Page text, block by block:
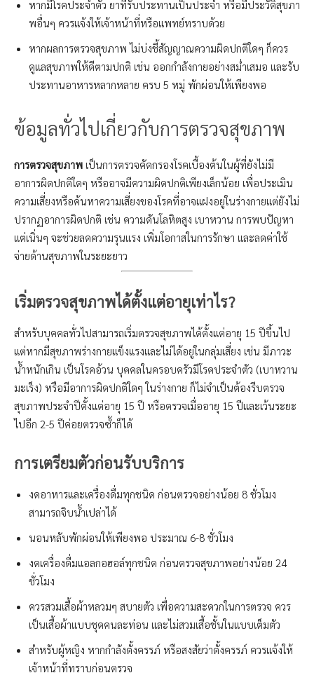
หากมีโรคประจำตัว ยาที่รับประทานเป็นประจำ หรือมีประวัติสุขภา
พอื่นๆ ควรแจ้งให้เจ้าหน้าที่หรือแพทย์ทราบด้วย
หากผลการตรวจสุขภาพ ไม่บ่งชี้สัญญาณความผิดปกติใดๆ ก็ควร
ดูแลสุขภาพให้ดีตามปกติ เช่น ออกกำลังกายอย่างสม่ำเสมอ และรับ
ประทานอาหารหลากหลาย ครบ 5 หมู่ พักผ่อนให้เพียงพอ
ข้อมูลทั่วไปเกี่ยวกับการตรวจสุขภาพ
การตรวจสุขภาพ เป็นการตรวจคัดกรองโรคเบื้องต้นในผู้ที่ยังไม่มี
อาการผิดปกติใดๆ หรืออาจมีความผิดปกติเพียงเล็กน้อย เพื่อประเมิน
ความเสี่ยงหรือค้นหาความเสี่ยงของโรคที่อาจแฝงอยู่ในร่างกายแต่ยังไม่
ปรากฏอาการผิดปกติ เช่น ความดันโลหิตสูง เบาหวาน การพบปัญหา
แต่เนิ่นๆ จะช่วยลดความรุนแรง เพิ่มโอกาสในการรักษา และลดค่าใช้
จ่ายด้านสุขภาพในระยะยาว
เริ่มตรวจสุขภาพได้ตั้งแต่อายุเท่าไร?
สำหรับบุคคลทั่วไปสามารถเริ่มตรวจสุขภาพได้ตั้งแต่อายุ 15 ปีขึ้นไป
แต่หากมีสุขภาพร่างกายแข็งแรงและไม่ได้อยู่ในกลุ่มเสี่ยง เช่น มีภาวะ
น้ำหนักเกิน เป็นโรคอ้วน บุคคลในครอบครัวมีโรคประจำตัว (เบาหวาน
มะเร็ง) หรือมีอาการผิดปกติใดๆ ในร่างกาย ก็ไม่จำเป็นต้องรีบตรวจ
สุขภาพประจำปีตั้งแต่อายุ 15 ปี หรือตรวจเมื่ออายุ 15 ปีและเว้นระยะ
ไปอีก 2-5 ปีค่อยตรวจซ้ำก็ได้
การเตรียมตัวก่อนรับบริการ
งดอาหารและเครื่องดื่มทุกชนิด ก่อนตรวจอย่างน้อย 8 ชั่วโมง
สามารถจิบน้ำเปล่าได้
นอนหลับพักผ่อนให้เพียงพอ ประมาณ 6-8 ชั่วโมง
งดเครื่องดื่มแอลกอฮอล์ทุกชนิด ก่อนตรวจสุขภาพอย่างน้อย 24
ชั่วโมง
ควรสวมเสื้อผ้าหลวมๆ สบายตัว เพื่อความสะดวกในการตรวจ ควร
เป็นเสื้อผ้าแบบชุดคนละท่อน และไม่สวมเสื้อชั้นในแบบเต็มตัว
สำหรับผู้หญิง หากกำลังตั้งครรภ์ หรือสงสัยว่าตั้งครรภ์ ควรแจ้งให้
เจ้าหน้าที่ทราบก่อนตรวจ